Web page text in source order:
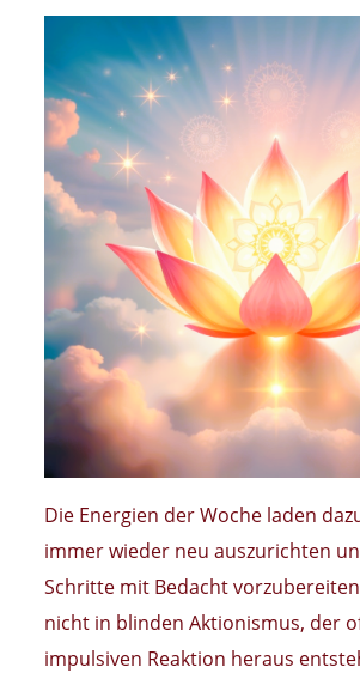
Die Energien der Woche laden
immer wieder neu auszurichten
Schritte mit Bedacht
nicht in blinden Aktionismus, der
impulsiven Reaktion heraus